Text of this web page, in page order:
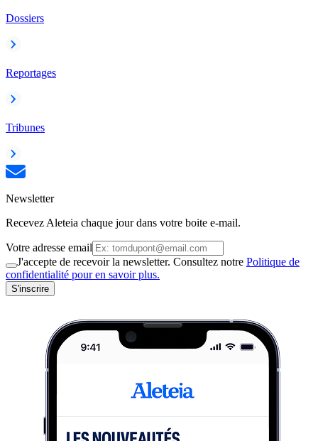
Dossiers
Reportages
Tribunes
Newsletter
Recevez Aleteia chaque jour dans votre boite e-mail.
Votre adresse email
J'accepte de recevoir la newsletter. Consultez notre Politique de
confidentialité pour en savoir plus.
S'inscrire